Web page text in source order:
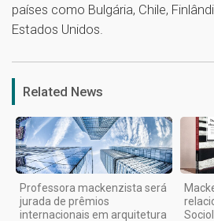
países como Bulgária, Chile,
Estados Unidos.
Related News
Professora mackenzista será
jurada de prêmios
internacionais em arquitetura